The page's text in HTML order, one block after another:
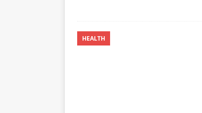
HEALTH